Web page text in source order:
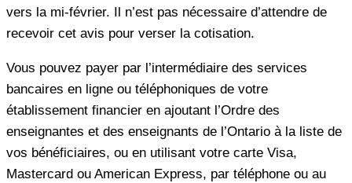
vers la mi-février. Il n’est pas nécessaire d’attendre de
recevoir cet avis pour verser la cotisation.
Vous pouvez payer par l’intermédiaire des services
bancaires en ligne ou téléphoniques de votre
établissement financier en ajoutant l’Ordre des
enseignantes et des enseignants de l’Ontario à la liste de
vos bénéficiaires, ou en utilisant votre carte Visa,
Mastercard ou American Express, par téléphone ou au